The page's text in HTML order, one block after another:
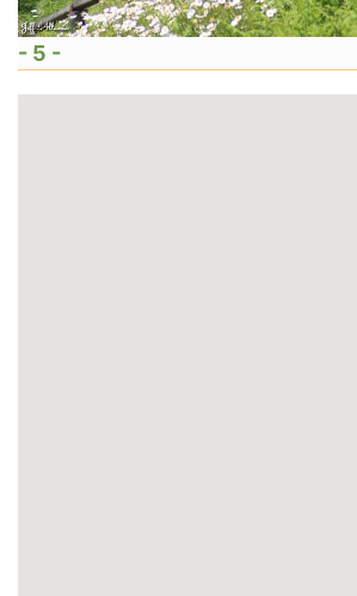
- 5 -